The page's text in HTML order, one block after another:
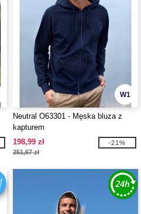
W1
Neutral O63301 - Męska bluza z
kapturem
198,99 zł
251,67 zł
-21%